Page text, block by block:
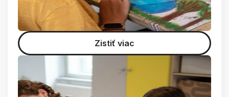
Zistiť viac